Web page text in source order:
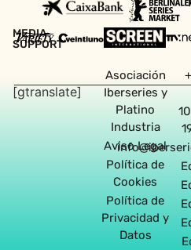
MEDIA
SUPPORT
[gtranslate]
Asociación
Iberseries y
Platino
Industria
Aviso Legal
Política de
Cookies
Política de
Privacidad y
Datos